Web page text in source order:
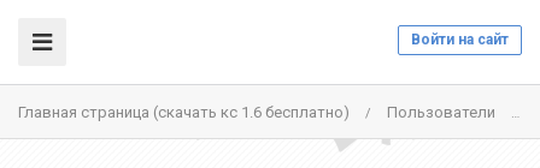
Войти на сайт
Главная страница (скачать кс 1.6 бесплатно) / Пользователи